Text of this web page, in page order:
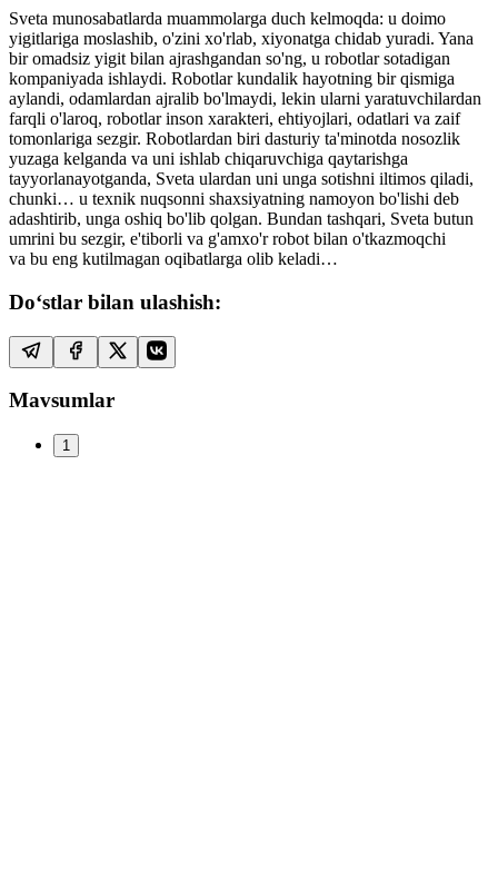
Sveta munosabatlarda muammolarga duch kelmoqda: u doimo
yigitlariga moslashib, o'zini xo'rlab, xiyonatga chidab yuradi. Yana
bir omadsiz yigit bilan ajrashgandan so'ng, u robotlar sotadigan
kompaniyada ishlaydi. Robotlar kundalik hayotning bir qismiga
aylandi, odamlardan ajralib bo'lmaydi, lekin ularni yaratuvchilardan
farqli o'laroq, robotlar inson xarakteri, ehtiyojlari, odatlari va zaif
tomonlariga sezgir. Robotlardan biri dasturiy ta'minotda nosozlik
yuzaga kelganda va uni ishlab chiqaruvchiga qaytarishga
tayyorlanayotganda, Sveta ulardan uni unga sotishni iltimos qiladi,
chunki… u texnik nuqsonni shaxsiyatning namoyon bo'lishi deb
adashtirib, unga oshiq bo'lib qolgan. Bundan tashqari, Sveta butun
umrini bu sezgir, e'tiborli va g'amxo'r robot bilan o'tkazmoqchi
va bu eng kutilmagan oqibatlarga olib keladi…
Do‘stlar bilan ulashish:
Mavsumlar
1